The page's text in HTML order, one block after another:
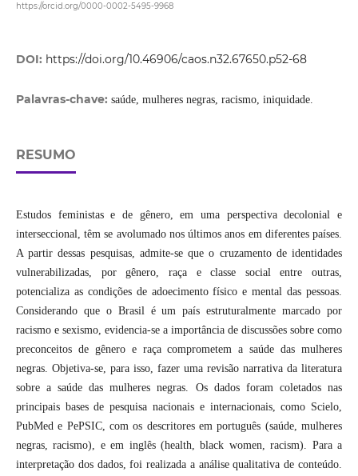
https://orcid.org/0000-0002-5495-9968
DOI: https://doi.org/10.46906/caos.n32.67650.p52-68
Palavras-chave: saúde, mulheres negras, racismo, iniquidade.
RESUMO
Estudos feministas e de gênero, em uma perspectiva decolonial e
interseccional, têm se avolumado nos últimos anos em diferentes países.
A partir dessas pesquisas, admite-se que o cruzamento de identidades
vulnerabilizadas, por gênero, raça e classe social entre outras,
potencializa as condições de adoecimento físico e mental das pessoas.
Considerando que o Brasil é um país estruturalmente marcado por
racismo e sexismo, evidencia-se a importância de discussões sobre como
preconceitos de gênero e raça comprometem a saúde das mulheres
negras. Objetiva-se, para isso, fazer uma revisão narrativa da literatura
sobre a saúde das mulheres negras. Os dados foram coletados nas
principais bases de pesquisa nacionais e internacionais, como Scielo,
PubMed e PePSIC, com os descritores em português (saúde, mulheres
negras, racismo), e em inglês (health, black women, racism). Para a
interpretação dos dados, foi realizada a análise qualitativa de conteúdo.